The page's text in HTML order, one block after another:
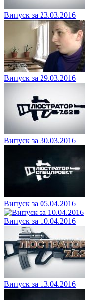
Випуск за 23.03.2016
Випуск за 29.03.2016
Випуск за 30.03.2016
Випуск за 05.04.2016
Випуск за 10.04.2016
Випуск за 13.04.2016